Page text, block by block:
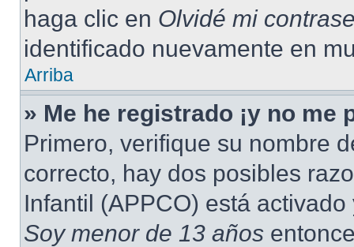
haga clic en Olvidé mi
identificado nuevamente en
Arriba
» Me he registrado ¡y no me
Primero, verifique su nombre
correcto, hay dos posibles
Infantil (APPCO) está
Soy menor de 13 años